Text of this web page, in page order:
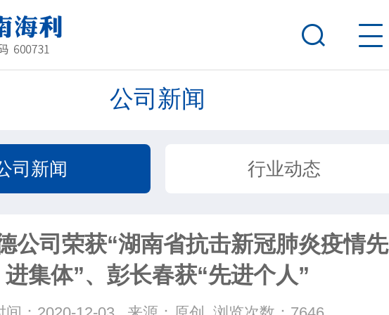
公司新闻
司新闻 行业动态
公司荣获“湖南省抗击新冠肺炎疫情先
进集体”、彭长春获“先进个人”